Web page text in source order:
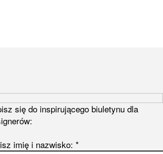
się do inspirującego biuletynu dla
imię i nazwisko: *